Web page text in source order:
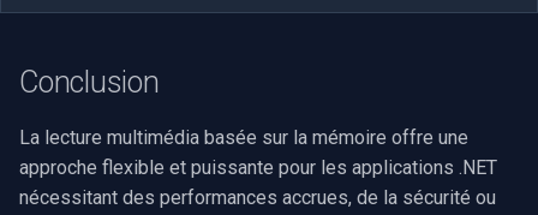
Conclusion
La lecture multimédia basée sur la mémoire offre une
approche flexible et puissante pour les applications .NET
nécessitant des performances accrues, de la sécurité ou